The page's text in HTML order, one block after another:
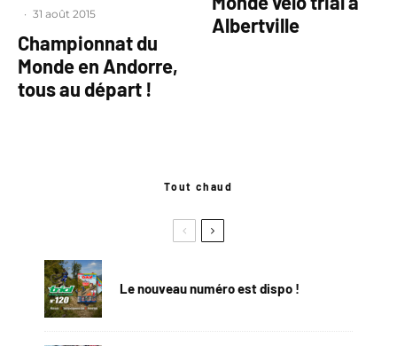
· 31 août 2015
Championnat du
Monde en Andorre,
tous au départ !
Albertville
Tout chaud
Le nouveau numéro est dispo !